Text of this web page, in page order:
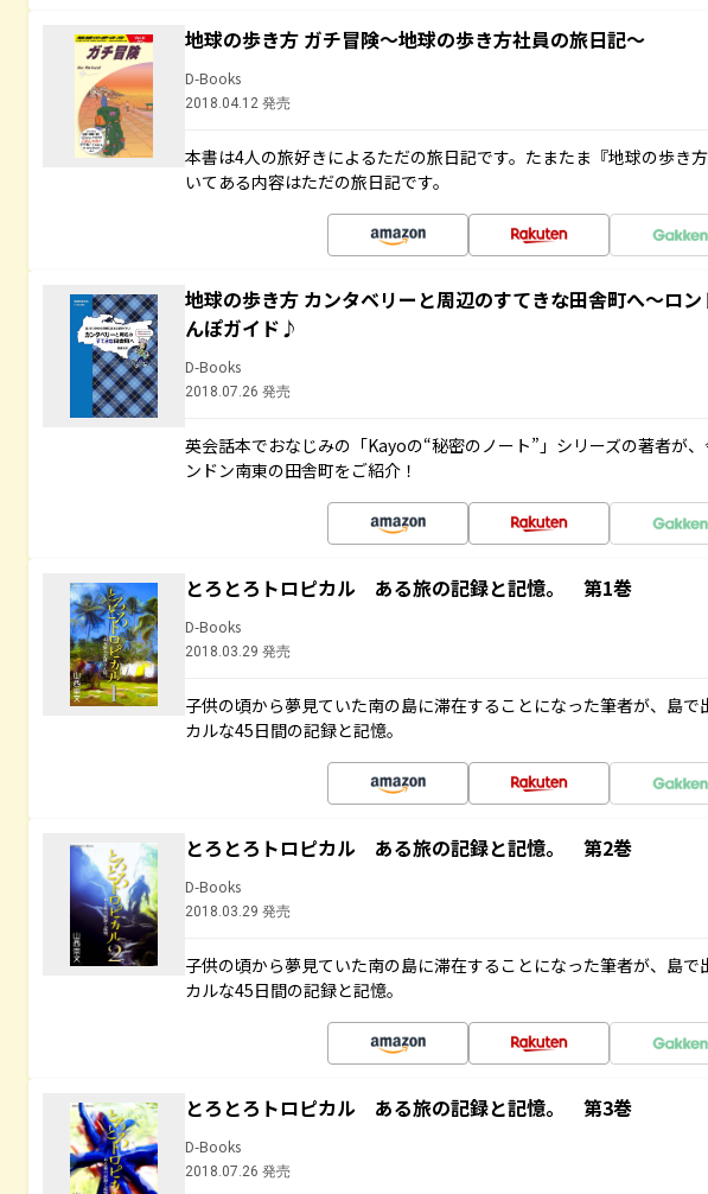
地球の歩き方 ガチ冒険～地球の歩き方社員の旅日記～
D-Books
2018.04.12 発売
本書は4人の旅好きによるただの旅日記です。たまたま『地球の歩き
いてある内容はただの旅日記です。
地球の歩き方 カンタベリーと周辺のすてきな田舎町へ～ロ
んぽガイド♪
D-Books
2018.07.26 発売
英会話本でおなじみの「Kayoの“秘密のノート”」シリーズの著者が
ンドン南東の田舎町をご紹介！
とろとろトロピカル ある旅の記録と記憶。 第1巻
D-Books
2018.03.29 発売
子供の頃から夢見ていた南の島に滞在することになった筆者が、島で
カルな45日間の記録と記憶。
とろとろトロピカル ある旅の記録と記憶。 第2巻
D-Books
2018.03.29 発売
子供の頃から夢見ていた南の島に滞在することになった筆者が、島で
カルな45日間の記録と記憶。
とろとろトロピカル ある旅の記録と記憶。 第3巻
D-Books
2018.07.26 発売